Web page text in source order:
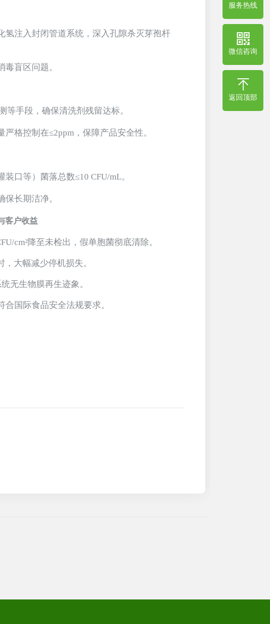
氢注入封闭管道系统，深入孔隙杀灭芽孢杆
毒盲区问题。
等手段，确保清洗剂残留达标。
格控制在≤2ppm，保障产品安全性。
口等）菌落总数≤10 CFU/mL。
长期洁净。
客户收益
cm²降至未检出，假单胞菌彻底清除。
，大幅减少停机损失。
无生物膜再生迹象。
合国际食品安全法规要求。
服务热线
微信咨询
返回顶部